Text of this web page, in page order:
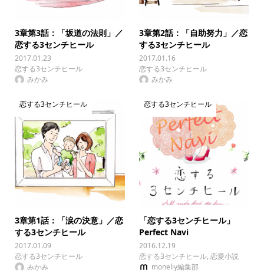
3章第3話：「坂道の法則」／
恋する3センチヒール
2017.01.23
恋する3センチヒール
みかみ
3章第2話：「自助努力」／恋
する3センチヒール
2017.01.16
恋する3センチヒール
みかみ
恋する3センチヒール
3章第1話：「涙の決意」／恋
する3センチヒール
2017.01.09
恋する3センチヒール
みかみ
恋する3センチヒール
「恋する3センチヒール」
Perfect Navi
2016.12.19
恋する3センチヒール,恋愛小説
moneliy編集部